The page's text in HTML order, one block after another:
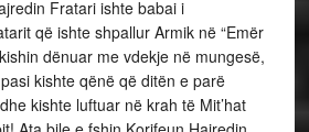
Fratari ishte babai i
që ishte shpallur Armik në “Emër
dënuar me vdekje në mungesë,
kishte qënë që ditën e parë
kishte luftuar në krah të Mit’hat